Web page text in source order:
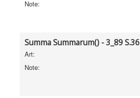
Note:
Summa Summarum() - 3_89 S.36
Art:
Note: